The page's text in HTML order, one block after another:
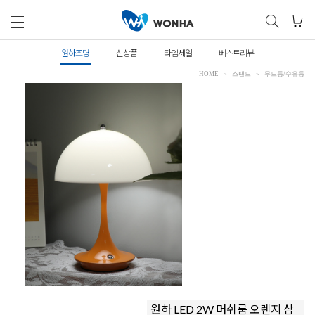
원하조명 신상품 타임세일 베스트리뷰
HOME 스탠드 무드등/수유등
원하 LED 2W 머쉬룸 오렌지 삼